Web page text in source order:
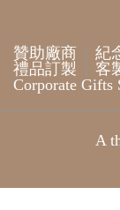
贊助廠商 紀
禮品訂製
客
Corporate Gifts
A